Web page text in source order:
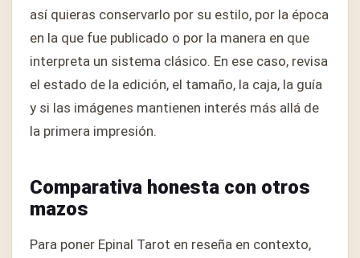
así quieras conservarlo por su estilo, por la época
en la que fue publicado o por la manera en que
interpreta un sistema clásico. En ese caso, revisa
el estado de la edición, el tamaño, la caja, la guía
y si las imágenes mantienen interés más allá de
la primera impresión.
Comparativa honesta con otros
mazos
Para poner Epinal Tarot en reseña en contexto,